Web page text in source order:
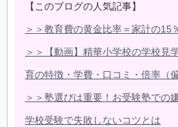
【このブログの人気記事】
＞＞教育費の黄金比率＝家計の15
＞＞【動画】精華小学校の学校見
育の特徴・学費・口コミ・倍率（
＞＞塾選びは重要！お受験塾での
学校受験で失敗しないコツとは